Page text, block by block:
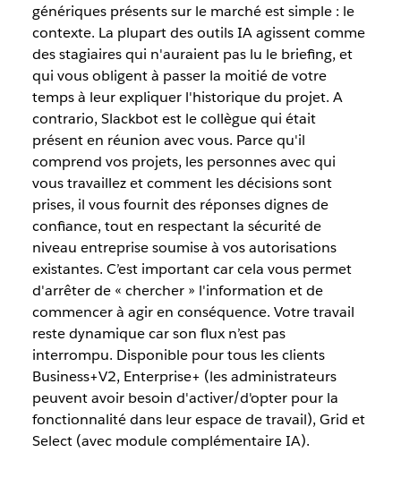
génériques présents sur le marché est simple : le
contexte. La plupart des outils IA agissent comme
des stagiaires qui n'auraient pas lu le briefing, et
qui vous obligent à passer la moitié de votre
temps à leur expliquer l'historique du projet. A
contrario, Slackbot est le collègue qui était
présent en réunion avec vous. Parce qu'il
comprend vos projets, les personnes avec qui
vous travaillez et comment les décisions sont
prises, il vous fournit des réponses dignes de
confiance, tout en respectant la sécurité de
niveau entreprise soumise à vos autorisations
existantes. C’est important car cela vous permet
d'arrêter de « chercher » l'information et de
commencer à agir en conséquence. Votre travail
reste dynamique car son flux n’est pas
interrompu. Disponible pour tous les clients
Business+V2, Enterprise+ (les administrateurs
peuvent avoir besoin d'activer/d'opter pour la
fonctionnalité dans leur espace de travail), Grid et
Select (avec module complémentaire IA).